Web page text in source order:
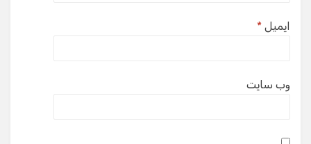
ایمیل *
وب‌ سایت